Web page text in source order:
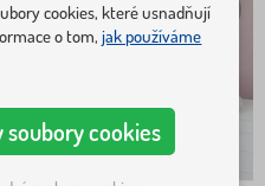
cookies, které usnadňují
o tom,jak používáme
cookies